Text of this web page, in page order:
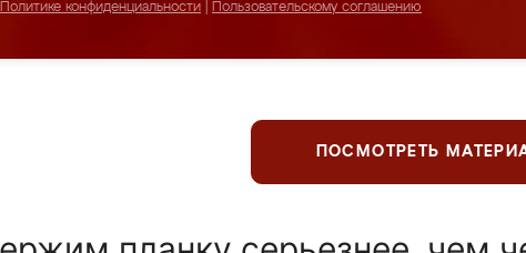
Политике конфиденциальности
Пользовательскому соглашению
ПОСМОТРЕТЬ